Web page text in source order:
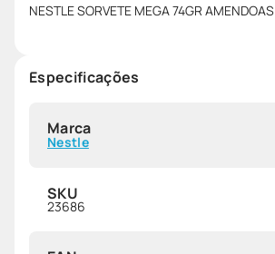
NESTLE SORVETE MEGA 74GR AMENDOAS
Especificações
Marca
Nestle
SKU
23686